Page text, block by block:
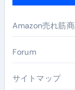
Amazon売れ筋
Forum
サイトマップ